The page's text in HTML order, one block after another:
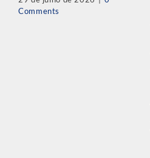
Comments